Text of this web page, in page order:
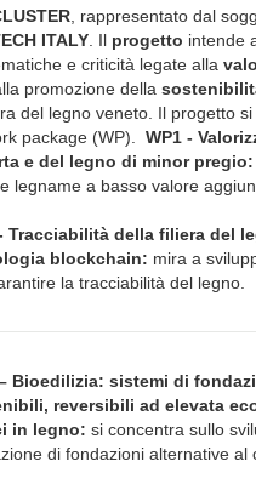
, rappresentato dal
ITALY. Il progetto intende
e criticità legate alla
promozione della
del legno veneto. Il progetto
package (WP). WP1 -
e del legno di minor pregio:
legname a basso valore
Tracciabilità della filiera del
blockchain: mira a
la tracciabilità del legno.
Bioedilizia: sistemi di
reversibili ad elevata
in legno: si concentra sullo
di fondazioni alternative al